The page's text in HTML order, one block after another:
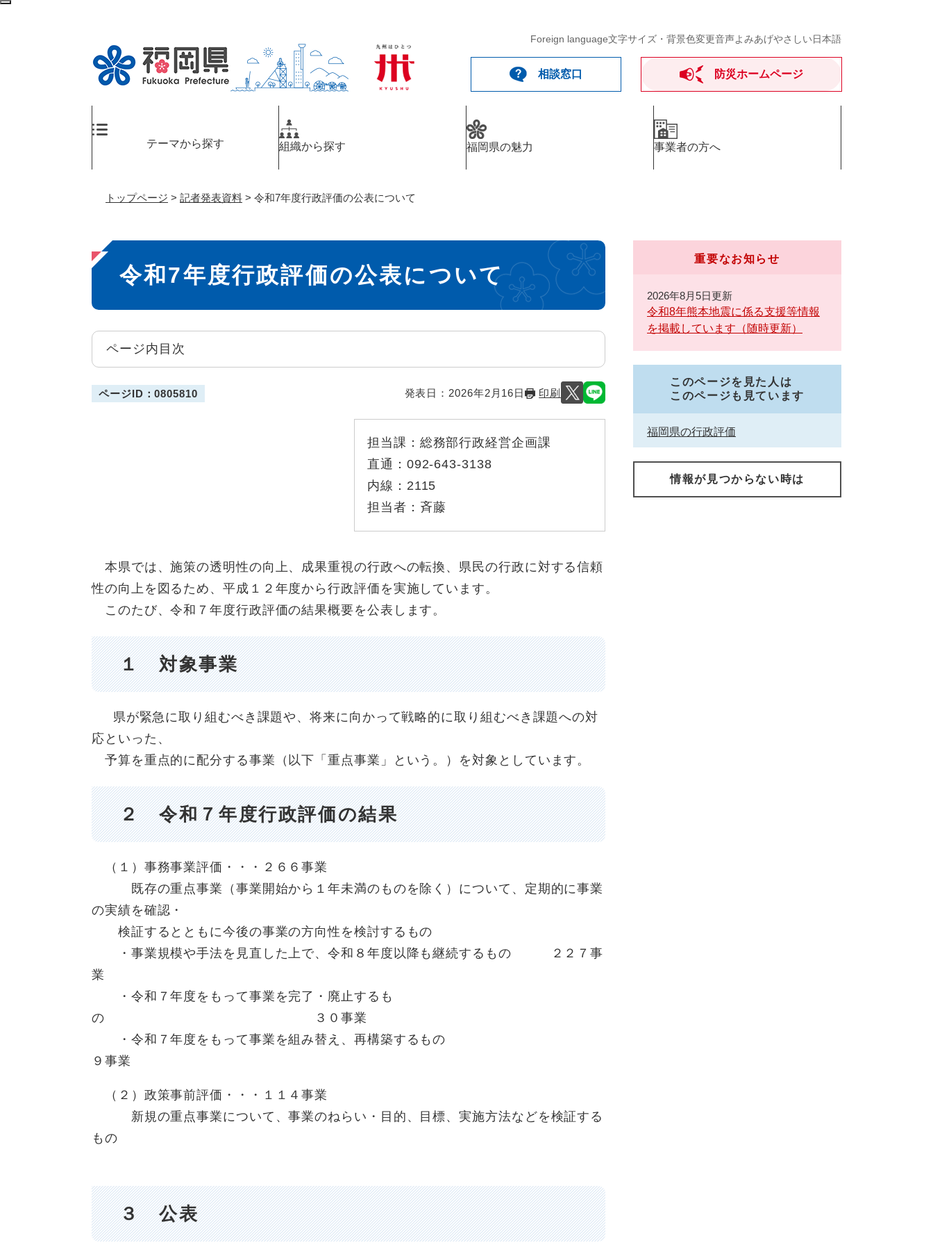
ペ
メ
Foreign language文字サイズ・背景色変更音声よみあげやさしい日本語
相談窓口 防災ホームページ
テーマから探す 組織から探す 福岡県の魅力 事業者の方へ
トップページ > 記者発表資料 > 令和7年度行政評価の公表について
本
文
令和7年度行政評価の公表について
ページ内目次
ページID：0805810 発表日： 2026年2月16日 印刷
担当課： 総務部行政経営企画課
直通： 092-643-3138
内線： 2115
担当者： 斉藤
本県では、施策の透明性の向上、成果重視の行政への転換、県民の行政に対する信頼
性の向上を図るため、平成１２年度から行政評価を実施しています。
このたび、令和７年度行政評価の結果概要を公表します。
１ 対象事業
県が緊急に取り組むべき課題や、将来に向かって戦略的に取り組むべき課題への対
応といった、
予算を重点的に配分する事業（以下「重点事業」という。）を対象としています。
２ 令和７年度行政評価の結果
（１）事務事業評価・・・２６６事業
既存の重点事業（事業開始から１年未満のものを除く）について、定期的に事業
の実績を確認・
検証するとともに今後の事業の方向性を検討するもの
・事業規模や手法を見直した上で、令和８年度以降も継続するもの ２２７事
業
・令和７年度をもって事業を完了・廃止するも
の ３０事業
・令和７年度をもって事業を組み替え、再構築するもの
９事業
（２）政策事前評価・・・１１４事業
新規の重点事業について、事業のねらい・目的、目標、実施方法などを検証する
もの
３ 公表
重要なお知らせ
2026年8月5日更新
令和8年熊本地震に係る支援等情報
を掲載しています（随時更新）
このページを見た人は
このページも見ています
福岡県の行政評価
情報が見つからない時は